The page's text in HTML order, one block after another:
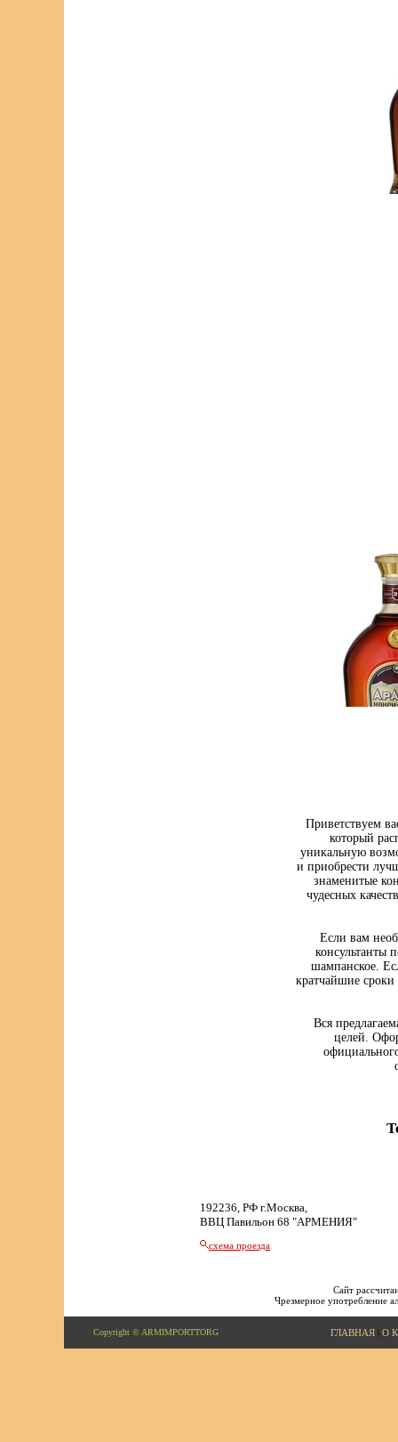
Приветствуем
который
уникальную
и приобрести
знаменитые
чудесных
Если вам
консультанты
шампанское.
кратчайшие
Вся
целей.
192236, РФ г.Москва,
ВВЦ Павильон 68 "АРМЕНИЯ"
схема проезда
Сайт
Чрезмерное употребление
Copyright © ARMIMPORTTORG ГЛАВНАЯ| О